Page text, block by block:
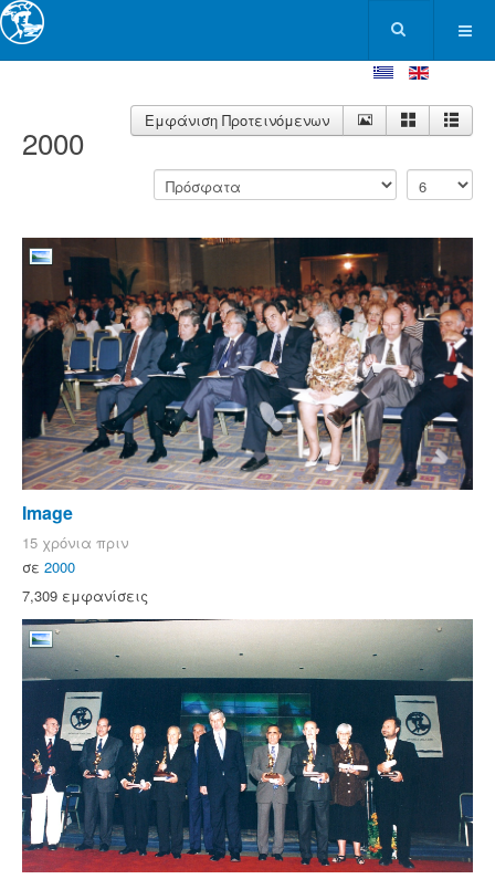
2000
Εμφάνιση Προτεινόμενων
Image
15 χρόνια πριν
σε 2000
7,309 εμφανίσεις